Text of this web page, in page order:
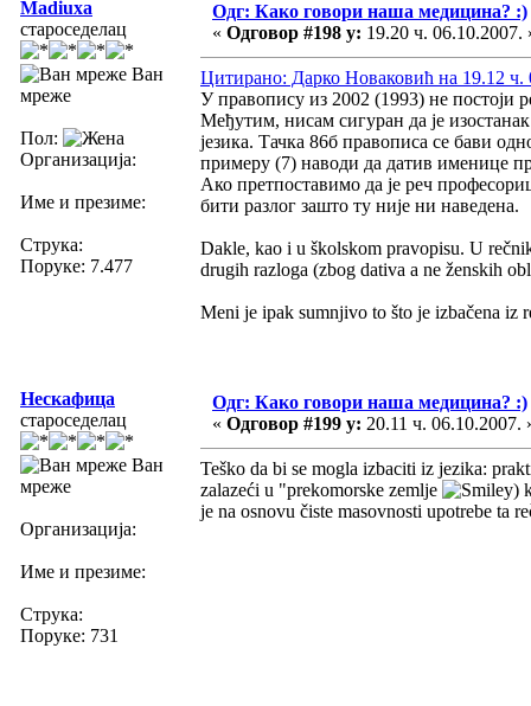
Madiuxa
староседелац
Ван
мреже
Пол:
Организација:
Име и презиме:
Струка:
Поруке: 7.477
Одг: Како говори наша медицина? :)
« Одговор #198 у: 19.20 ч. 06.10.2007.
Цитирано: Дарко Новаковић на 19.12 ч.
У правопису из 2002 (1993) не постоји
Међутим, нисам сигуран да је
језика. Тачка 86б правописа се бави
примеру (7) наводи да датив именице
Ако претпоставимо да је реч
бити разлог зашто ту није ни наведена.
Dakle, kao i u školskom pravopisu. U
drugih razloga (zbog dativa a ne ženskih
Meni je ipak sumnjivo to što je izbačena iz
Нескафица
староседелац
Ван
мреже
Организација:
Име и презиме:
Струка:
Поруке: 731
Одг: Како говори наша медицина? :)
« Одговор #199 у: 20.11 ч. 06.10.2007.
Teško da bi se mogla izbaciti iz jezika:
zalazeći u "prekomorske zemlje
)
je na osnovu čiste masovnosti upotrebe ta